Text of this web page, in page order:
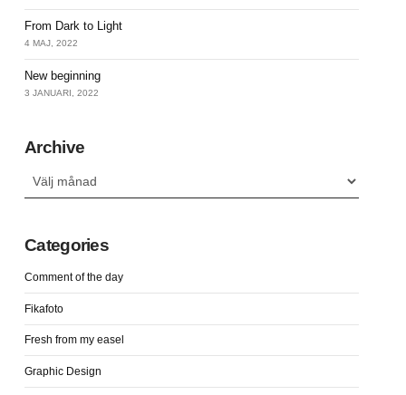
From Dark to Light
4 MAJ, 2022
New beginning
3 JANUARI, 2022
Archive
Categories
Comment of the day
Fikafoto
Fresh from my easel
Graphic Design